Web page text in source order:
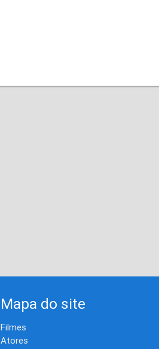
Mapa do site
Filmes
Atores